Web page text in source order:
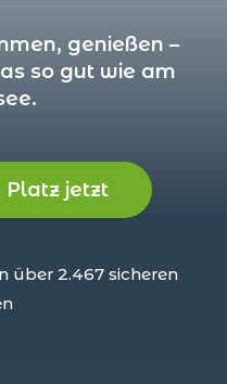
genießen –
so gut wie am
Platz jetzt
über 2.467 sicheren